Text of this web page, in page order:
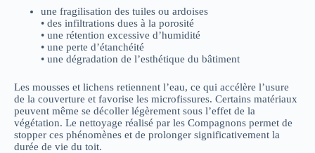
une fragilisation des tuiles ou ardoises
• des infiltrations dues à la porosité
• une rétention excessive d’humidité
• une perte d’étanchéité
• une dégradation de l’esthétique du bâtiment
Les mousses et lichens retiennent l’eau, ce qui accélère l’usure
de la couverture et favorise les microfissures. Certains matériaux
peuvent même se décoller légèrement sous l’effet de la
végétation. Le nettoyage réalisé par les Compagnons permet de
stopper ces phénomènes et de prolonger significativement la
durée de vie du toit.